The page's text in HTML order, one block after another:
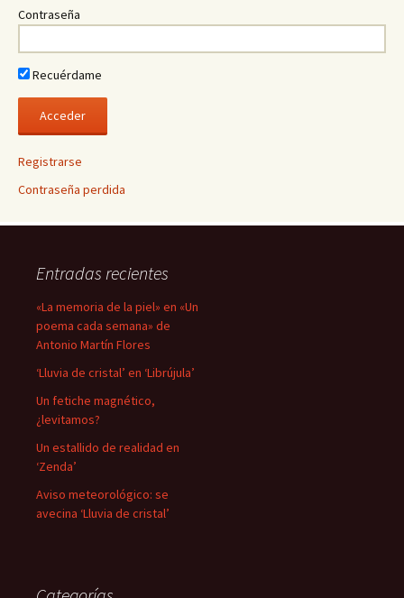
Contraseña
Recuérdame
Registrarse
Contraseña perdida
Entradas recientes
«La memoria de la piel» en «Un
poema cada semana» de
Antonio Martín Flores
‘Lluvia de cristal’ en ‘Librújula’
Un fetiche magnético,
¿levitamos?
Un estallido de realidad en
‘Zenda’
Aviso meteorológico: se
avecina ‘Lluvia de cristal’